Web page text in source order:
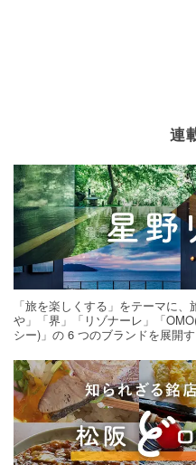
連
「旅を楽しくする」をテーマに
や」「界」「リゾナーレ」「
シー)」の 6 つのブランドを展開